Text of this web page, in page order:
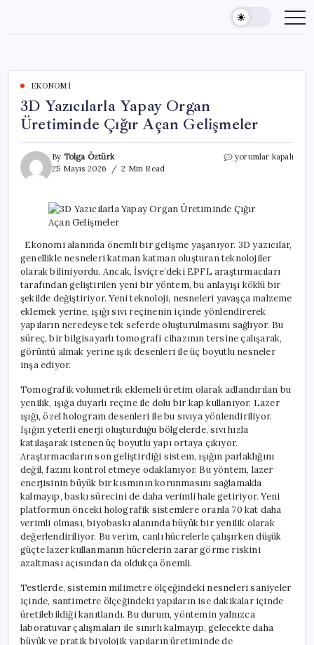
content
EKONOMI
3D Yazıcılarla Yapay Organ
Üretiminde Çığır Açan Gelişmeler
By Tolga Öztürk
25 Mayıs 2026
2 Min Read
3D
Üretiminde
Çığır
Gelişmeler
için
yorumlar kapalı
Ekonomi alanında önemli bir gelişme yaşanıyor. 3D yazıcılar,
genellikle nesneleri katman katman oluşturan teknolojiler
olarak biliniyordu. Ancak, İsviçre’deki EPFL araştırmacıları
tarafından geliştirilen yeni bir yöntem, bu anlayışı köklü bir
şekilde değiştiriyor. Yeni teknoloji, nesneleri yavaşça malzeme
eklemek yerine, ışığı sıvı reçinenin içinde yönlendirerek
yapıların neredeyse tek seferde oluşturulmasını sağlıyor. Bu
süreç, bir bilgisayarlı tomografi cihazının tersine çalışarak,
görüntü almak yerine ışık desenleri ile üç boyutlu nesneler
inşa ediyor.
Tomografik volumetrik eklemeli üretim olarak adlandırılan bu
yenilik, ışığa duyarlı reçine ile dolu bir kap kullanıyor. Lazer
ışığı, özel hologram desenleri ile bu sıvıya yönlendiriliyor.
Işığın yeterli enerji oluşturduğu bölgelerde, sıvı hızla
katılaşarak istenen üç boyutlu yapı ortaya çıkıyor.
Araştırmacıların son geliştirdiği sistem, ışığın parlaklığını
değil, fazını kontrol etmeye odaklanıyor. Bu yöntem, lazer
enerjisinin büyük bir kısmının korunmasını sağlamakla
kalmayıp, baskı sürecini de daha verimli hale getiriyor. Yeni
platformun önceki holografik sistemlere oranla 70 kat daha
verimli olması, biyobaskı alanında büyük bir yenilik olarak
değerlendiriliyor. Bu verim, canlı hücrelerle çalışırken düşük
güçte lazer kullanmanın hücrelerin zarar görme riskini
azaltması açısından da oldukça önemli.
Testlerde, sistemin milimetre ölçeğindeki nesneleri saniyeler
içinde, santimetre ölçeğindeki yapıların ise dakikalar içinde
üretilebildiği kanıtlandı. Bu durum, yöntemin yalnızca
laboratuvar çalışmaları ile sınırlı kalmayıp, gelecekte daha
büyük ve pratik biyolojik yapıların üretiminde de